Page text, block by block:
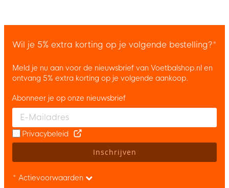
Wil je 5% extra korting op je volgende bestelling?*
Meld je nu aan voor de nieuwsbrief van Voetbalshop.nl en
ontvang 5% extra korting op je volgende aankoop.
Enter your email and accept the privacy policy to subscribe to
Abonneer je op onze nieuwsbrief
Privacybeleid
Inschrijven
* Actievoorwaarden